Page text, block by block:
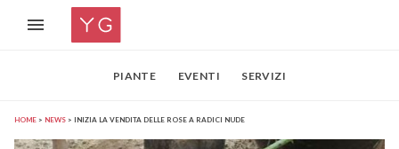
PIANTE EVENTI SERVIZI
HOME NEWS INIZIA LA VENDITA DELLE ROSE A RADICI NUDE